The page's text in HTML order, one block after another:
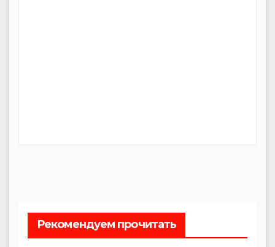
Рекомендуем прочитать